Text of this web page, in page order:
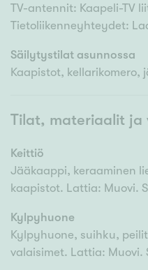
TV-antennit: Kaapeli-TV
Tietoliikenneyhteydet:
Säilytystilat asunnossa
Kaapistot,
Tilat, materiaalit ja
Keittiö
Jääkaappi, keraaminen
kaapistot. Lattia: Muovi.
Kylpyhuone
Kylpyhuone, suihku,
valaisimet. Lattia: Muovi.